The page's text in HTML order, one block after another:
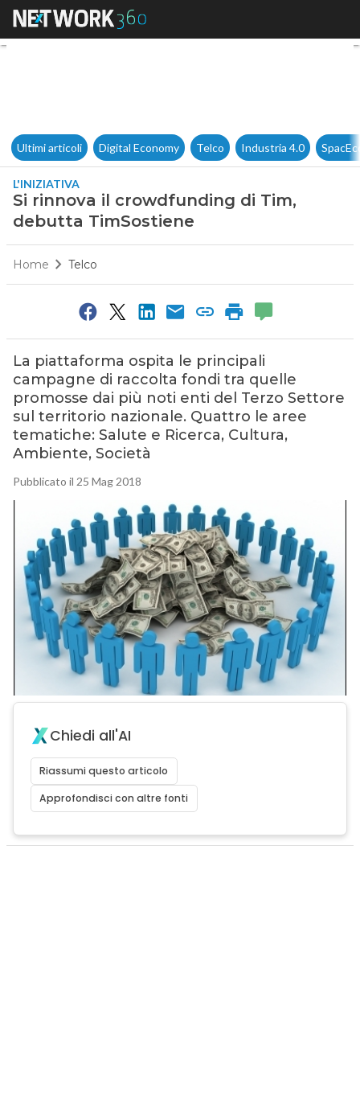
Si rinnova il crowdfunding di
Ultimi articoli Digital Economy Telco Industria 4.0
L'INIZIATIVA
Si rinnova il crowdfunding di Tim,
debutta TimSostiene
Home Telco
La piattaforma ospita le principali
campagne di raccolta fondi tra quelle
promosse dai più noti enti del Terzo Settore
sul territorio nazionale. Quattro le aree
tematiche: Salute e Ricerca, Cultura,
Ambiente, Società
Pubblicato il 25 Mag 2018
Chiedi all'AI
Riassumi questo articolo
Approfondisci con altre fonti